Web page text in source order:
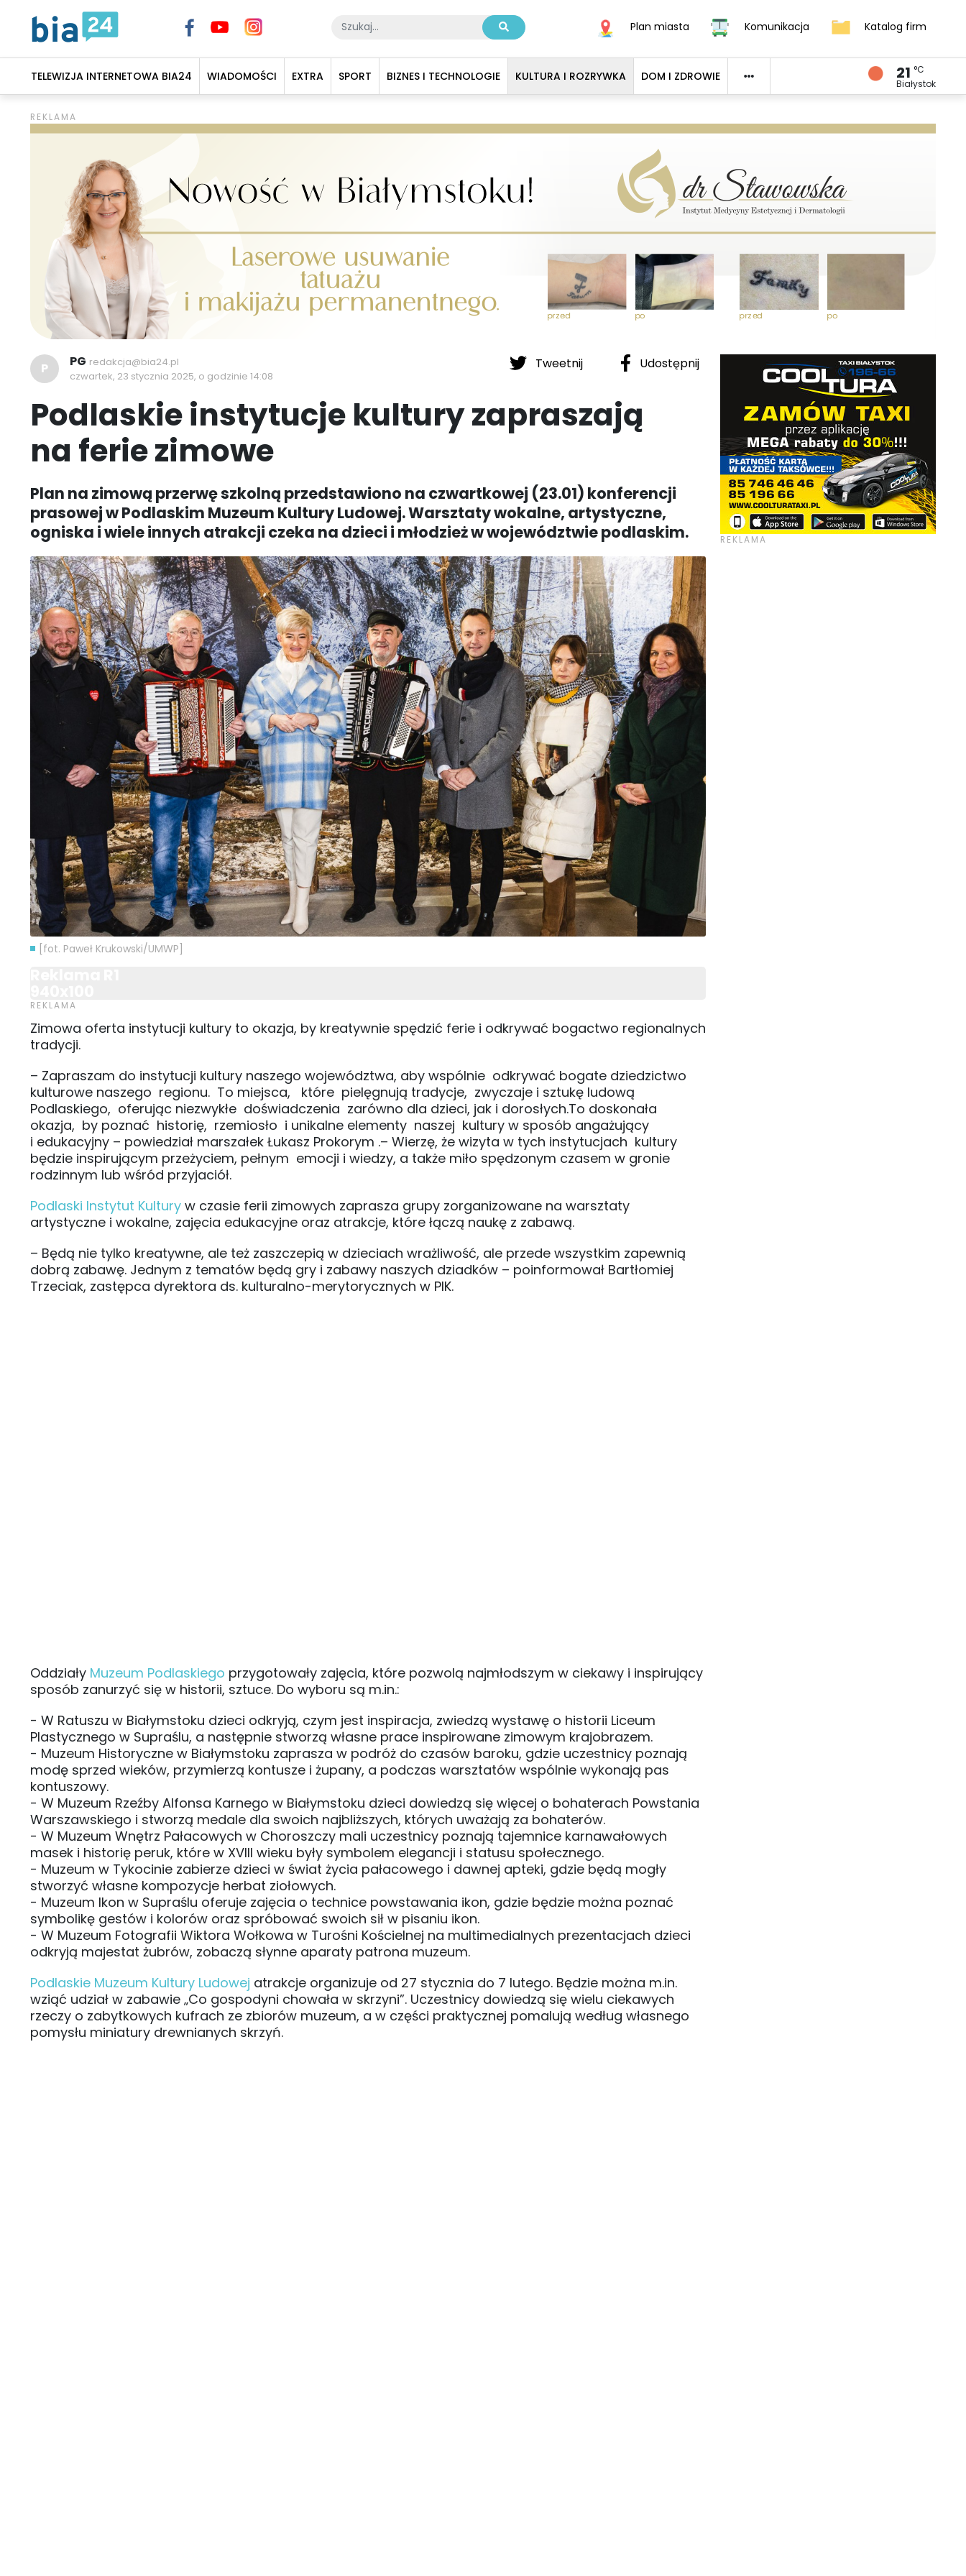
Plan miasta Komunikacja Katalog firm
TELEWIZJA INTERNETOWA BIA24 WIADOMOŚCI EXTRA SPORT BIZNES I TECHNOLOGIE KULTURA I ROZRYWKA DOM I ZDROWIE 21 °C
Białystok
Tweetnij Udostępnij
P PG redakcja@bia24.pl
czwartek, 23 stycznia 2025, o godzinie 14:08
Podlaskie instytucje kultury zapraszają
na ferie zimowe
Plan na zimową przerwę szkolną przedstawiono na czwartkowej (23.01) konferencji
prasowej w Podlaskim Muzeum Kultury Ludowej. Warsztaty wokalne, artystyczne,
ogniska i wiele innych atrakcji czeka na dzieci i młodzież w województwie podlaskim.
[fot. Paweł Krukowski/UMWP]
Zimowa oferta instytucji kultury to okazja, by kreatywnie spędzić ferie i odkrywać bogactwo regionalnych
tradycji.
– Zapraszam do instytucji kultury naszego województwa, aby wspólnie odkrywać bogate dziedzictwo
kulturowe naszego regionu. To miejsca, które pielęgnują tradycje, zwyczaje i sztukę ludową
Podlaskiego, oferując niezwykłe doświadczenia zarówno dla dzieci, jak i dorosłych.To doskonała
okazja, by poznać historię, rzemiosło i unikalne elementy naszej kultury w sposób angażujący
i edukacyjny – powiedział marszałek Łukasz Prokorym .– Wierzę, że wizyta w tych instytucjach kultury
będzie inspirującym przeżyciem, pełnym emocji i wiedzy, a także miło spędzonym czasem w gronie
rodzinnym lub wśród przyjaciół.
Podlaski Instytut Kultury w czasie ferii zimowych zaprasza grupy zorganizowane na warsztaty
artystyczne i wokalne, zajęcia edukacyjne oraz atrakcje, które łączą naukę z zabawą.
– Będą nie tylko kreatywne, ale też zaszczepią w dzieciach wrażliwość, ale przede wszystkim zapewnią
dobrą zabawę. Jednym z tematów będą gry i zabawy naszych dziadków – poinformował Bartłomiej
Trzeciak, zastępca dyrektora ds. kulturalno-merytorycznych w PIK.
Oddziały Muzeum Podlaskiego przygotowały zajęcia, które pozwolą najmłodszym w ciekawy i inspirujący
sposób zanurzyć się w historii, sztuce. Do wyboru są m.in.:
- W Ratuszu w Białymstoku dzieci odkryją, czym jest inspiracja, zwiedzą wystawę o historii Liceum
Plastycznego w Supraślu, a następnie stworzą własne prace inspirowane zimowym krajobrazem.
- Muzeum Historyczne w Białymstoku zaprasza w podróż do czasów baroku, gdzie uczestnicy poznają
modę sprzed wieków, przymierzą kontusze i żupany, a podczas warsztatów wspólnie wykonają pas
kontuszowy.
- W Muzeum Rzeźby Alfonsa Karnego w Białymstoku dzieci dowiedzą się więcej o bohaterach Powstania
Warszawskiego i stworzą medale dla swoich najbliższych, których uważają za bohaterów.
- W Muzeum Wnętrz Pałacowych w Choroszczy mali uczestnicy poznają tajemnice karnawałowych
masek i historię peruk, które w XVIII wieku były symbolem elegancji i statusu społecznego.
- Muzeum w Tykocinie zabierze dzieci w świat życia pałacowego i dawnej apteki, gdzie będą mogły
stworzyć własne kompozycje herbat ziołowych.
- Muzeum Ikon w Supraślu oferuje zajęcia o technice powstawania ikon, gdzie będzie można poznać
symbolikę gestów i kolorów oraz spróbować swoich sił w pisaniu ikon.
- W Muzeum Fotografii Wiktora Wołkowa w Turośni Kościelnej na multimedialnych prezentacjach dzieci
odkryją majestat żubrów, zobaczą słynne aparaty patrona muzeum.
Podlaskie Muzeum Kultury Ludowej atrakcje organizuje od 27 stycznia do 7 lutego. Będzie można m.in.
wziąć udział w zabawie „Co gospodyni chowała w skrzyni”. Uczestnicy dowiedzą się wielu ciekawych
rzeczy o zabytkowych kufrach ze zbiorów muzeum, a w części praktycznej pomalują według własnego
pomysłu miniatury drewnianych skrzyń.